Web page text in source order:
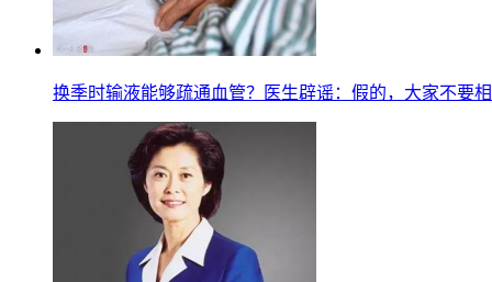
换季时输液能够疏通血管？医生辟谣：假的，大家不要